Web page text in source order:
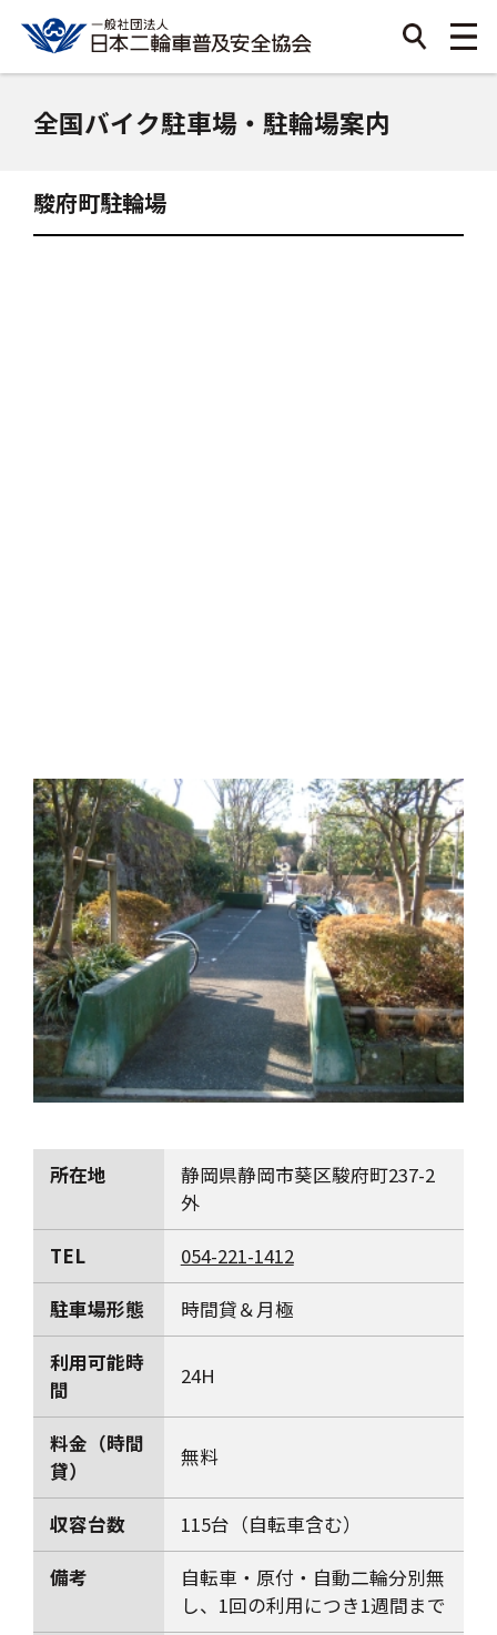
全国バイク駐車場・駐輪場案内
駿府町駐輪場
所在地
静岡県静岡市葵区駿府町237-2
外
TEL
054-221-1412
駐車場形態
時間貸＆月極
利用可能時
間
24H
料金（時間
貸）
無料
収容台数
115台（自転車含む）
備考
自転車・原付・自動二輪分別無
し、1回の利用につき1週間まで